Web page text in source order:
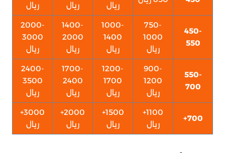
ريال
ريال
ريال
450-
550
750-
1000
ريال
1000-
1400
ريال
1400-
2000
ريال
2000-
3000
ريال
550-
700
900-
1200
ريال
1200-
1700
ريال
1700-
2400
ريال
2400-
3500
ريال
700+
1100+
ريال
1500+
ريال
2000+
ريال
3000+
ريال